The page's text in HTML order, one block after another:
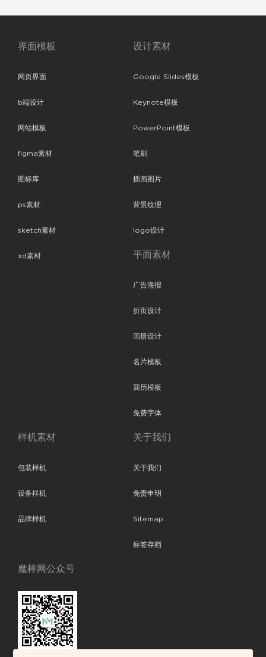
界面模板
网页界面
b端设计
网站模板
figma素材
图标库
ps素材
sketch素材
xd素材
设计素材
Google Slides模板
Keynote模板
PowerPoint模板
笔刷
插画图片
背景纹理
logo设计
平面素材
广告海报
折页设计
画册设计
名片模板
简历模板
免费字体
样机素材
包装样机
设备样机
品牌样机
关于我们
关于我们
免责申明
Sitemap
标签存档
魔棒网公众号